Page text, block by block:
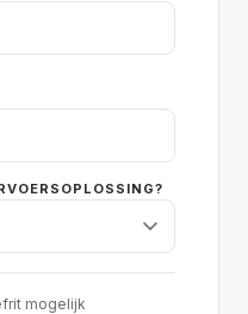
mogelijk